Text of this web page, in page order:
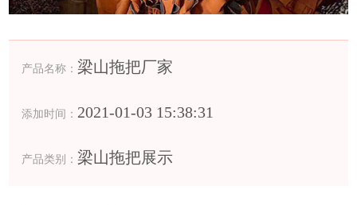
产品名称： 梁山拖把厂家
添加时间： 2021-01-03 15:38:31
产品类别： 梁山拖把展示